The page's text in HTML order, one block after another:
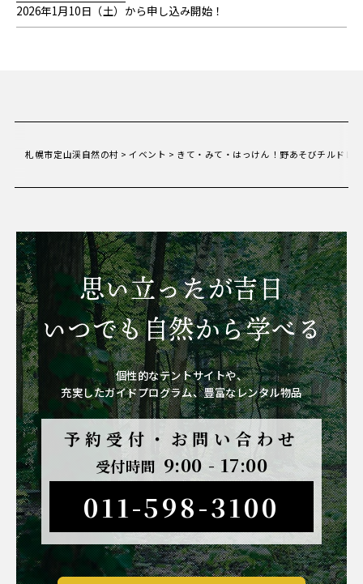
2026年1月10日（土）から申し込み開始！
札幌市定山渓自然の村 >イベント > きて・みて・はっけん！野あそびチルドレン
思い立ったが吉日
いつでも自然から学べる
個性的なテントサイトや、
充実したガイドプログラム、豊富なレンタル物品
予約受付・お問い合わせ
受付時間 9:00 - 17:00
011-598-3100